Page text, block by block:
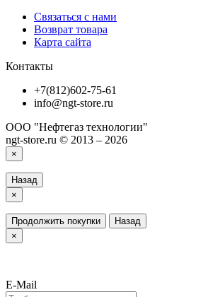
Связаться с нами
Возврат товара
Карта сайта
Контакты
+7(812)602-75-61
info@ngt-store.ru
ООО "Нефтегаз технологии"
ngt-store.ru © 2013 – 2026
×
Назад
×
Продолжить покупки
Назад
×
E-Mail